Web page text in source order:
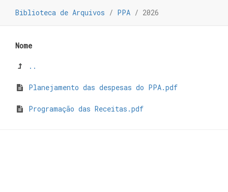
Biblioteca de Arquivos / PPA / 2026
Nome
..
Planejamento das despesas do PPA.pdf
Programação das Receitas.pdf